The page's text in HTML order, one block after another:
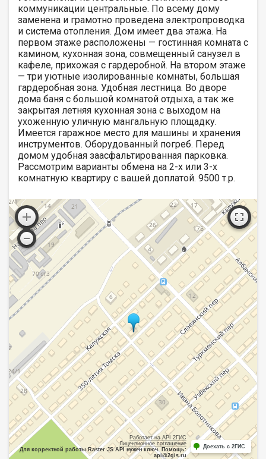
коммуникации центральные. По всему дому
заменена и грамотно проведена электропроводка
и система отопления. Дом имеет два этажа. На
первом этаже расположены — гостинная комната с
камином, кухонная зона, совмещенный санузел в
кафеле, прихожая с гардеробной. На втором этаже
— три уютные изолированные комнаты, большая
гардеробная зона. Удобная лестница. Во дворе
дома баня с большой комнатой отдыха, а так же
закрытая летняя кухонная зона с выходом на
ухоженную уличную мангальную площадку.
Имеется гаражное место для машины и хранения
инструментов. Оборудованный погреб. Перед
домом удобная заасфальтированная парковка.
Рассмотрим варианты обмена на 2-х или 3-х
комнатную квартиру с вашей доплатой. 9500 т.р.
Работает на API 2ГИС
Лицензионное соглашение
Для корректной работы Raster JS API нужен ключ. Помощь:
api@2gis.ru
Доехать с 2ГИС